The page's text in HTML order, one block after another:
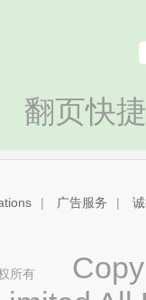
翻页快
| 广告服务 |
所有